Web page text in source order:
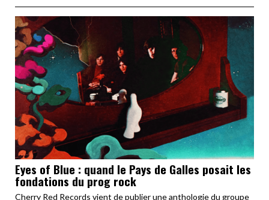
Eyes of Blue : quand le Pays de Galles posait les
fondations du prog rock
Cherry Red Records vient de publier une anthologie du groupe